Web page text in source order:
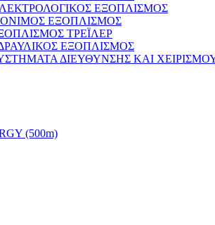
ΕΞΟΠΛΙΣΜΟΣ
ΕΞΟΠΛΙΣΜΟΣ
ΤΡΕΪΛΕΡ
ΕΞΟΠΛΙΣΜΟΣ
ΔΙΕΥΘΥΝΣΗΣ ΚΑΙ
(500m)